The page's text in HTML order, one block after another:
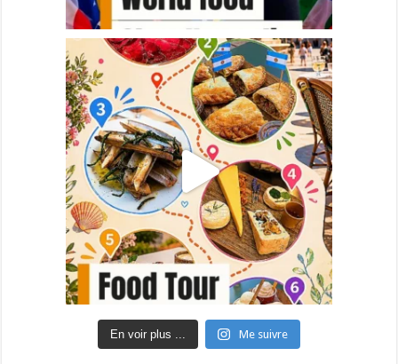
En voir plus ... Me suivre